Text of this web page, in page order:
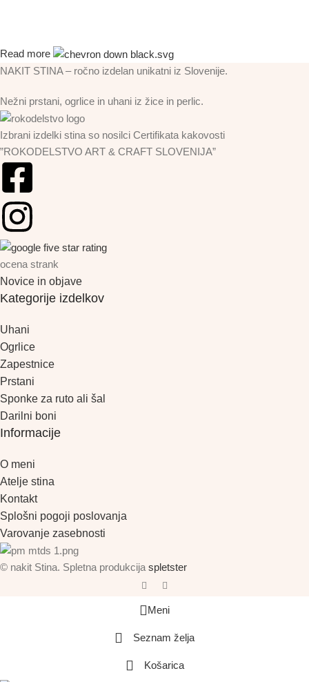
Read more
NAKIT STINA – ročno izdelan unikatni iz Slovenije.
Nežni prstani, ogrlice in uhani iz žice in perlic.
Izbrani izdelki stina so nosilci Certifikata kakovosti
”ROKODELSTVO ART & CRAFT SLOVENIJA”
ocena strank
Novice in objave
Kategorije izdelkov
Uhani
Ogrlice
Zapestnice
Prstani
Sponke za ruto ali šal
Darilni boni
Informacije
O meni
Atelje stina
Kontakt
Splošni pogoji poslovanja
Varovanje zasebnosti
© nakit Stina. Spletna produkcija spletster
Meni
Seznam želja
Košarica